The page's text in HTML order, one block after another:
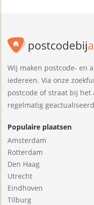
Wij maken postcode- en
iedereen. Via onze
postcode of straat bij het
regelmatig
Populaire plaatsen
Amsterdam
Rotterdam
Den Haag
Utrecht
Eindhoven
Tilburg